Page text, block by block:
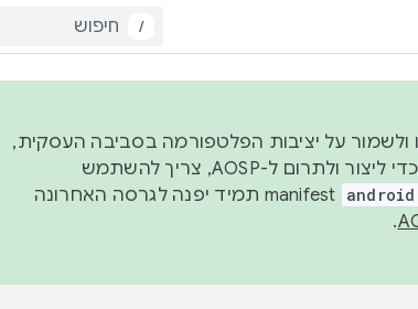
/
שלנו ולשמור על יציבות הפלטפורמה בסביבה העסקית,
נפרסם קוד מקור ב-AOSP ברבעון השני וברבעון הרביעי. כדי ליצור ולתרום ל-AOSP, צריך להשתמש
manifest תמיד יפנה לגרסה האחרונה
.